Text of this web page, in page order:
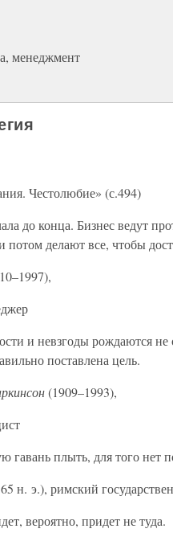
менеджмент
Честолюбие» (с.494)
до конца. Бизнес ведут
потом делают все, чтобы
и невзгоды рождаются не
поставлена цель.
(1909–1993),
гавань плыть, для того нет
н. э.), римский
вероятно, придет не туда.